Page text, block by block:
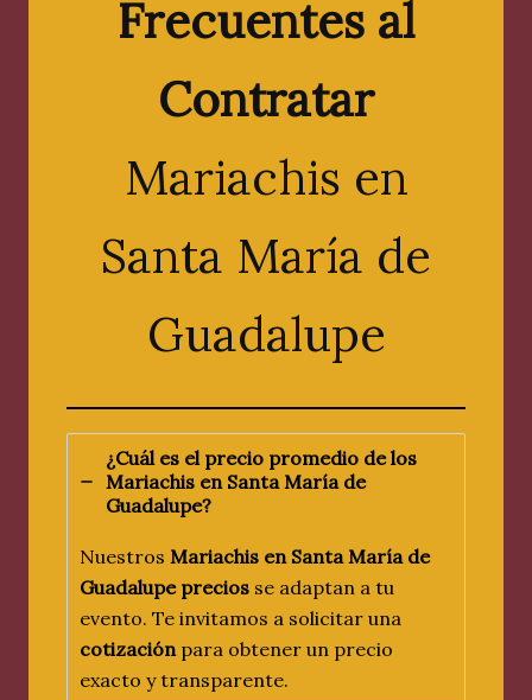
Frecuentes al
Contratar
Mariachis en
Santa María de
Guadalupe
¿Cuál es el precio promedio de los
Mariachis en Santa María de
Guadalupe?
Nuestros Mariachis en Santa María de
Guadalupe precios se adaptan a tu
evento. Te invitamos a solicitar una
cotizaciónpara obtener un precio
exacto y transparente.